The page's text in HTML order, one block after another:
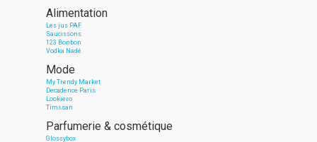
Alimentation
Les jus PAF
Saucissons
123 Bonbon
Vodka Nadé
Mode
My Trendy Market
Decadence Paris
Lookiero
Timssan
Parfumerie & cosmétique
Glossybox